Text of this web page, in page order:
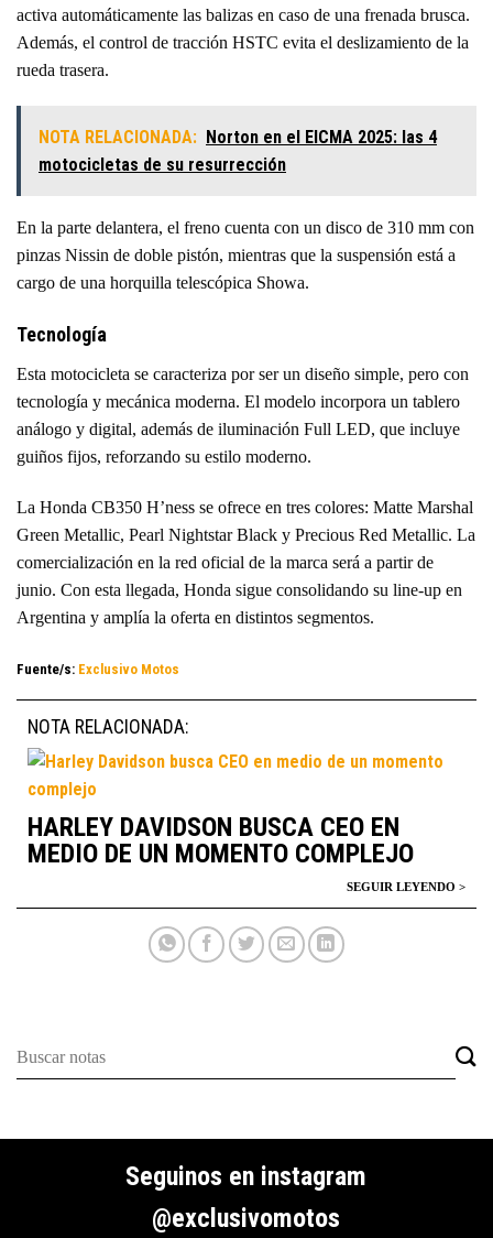
activa automáticamente las balizas en caso de una frenada brusca.
Además, el control de tracción HSTC evita el deslizamiento de la
rueda trasera.
NOTA RELACIONADA: Norton en el EICMA 2025: las 4
motocicletas de su resurrección
En la parte delantera, el freno cuenta con un disco de 310 mm con
pinzas Nissin de doble pistón, mientras que la suspensión está a
cargo de una horquilla telescópica Showa.
Tecnología
Esta motocicleta se caracteriza por ser un diseño simple, pero con
tecnología y mecánica moderna. El modelo incorpora un tablero
análogo y digital, además de iluminación Full LED, que incluye
guiños fijos, reforzando su estilo moderno.
La Honda CB350 H’ness se ofrece en tres colores: Matte Marshal
Green Metallic, Pearl Nightstar Black y Precious Red Metallic. La
comercialización en la red oficial de la marca será a partir de
junio. Con esta llegada, Honda sigue consolidando su line-up en
Argentina y amplía la oferta en distintos segmentos.
Fuente/s: Exclusivo Motos
NOTA RELACIONADA:
HARLEY DAVIDSON BUSCA CEO EN
MEDIO DE UN MOMENTO COMPLEJO
Seguinos en instagram
@exclusivomotos